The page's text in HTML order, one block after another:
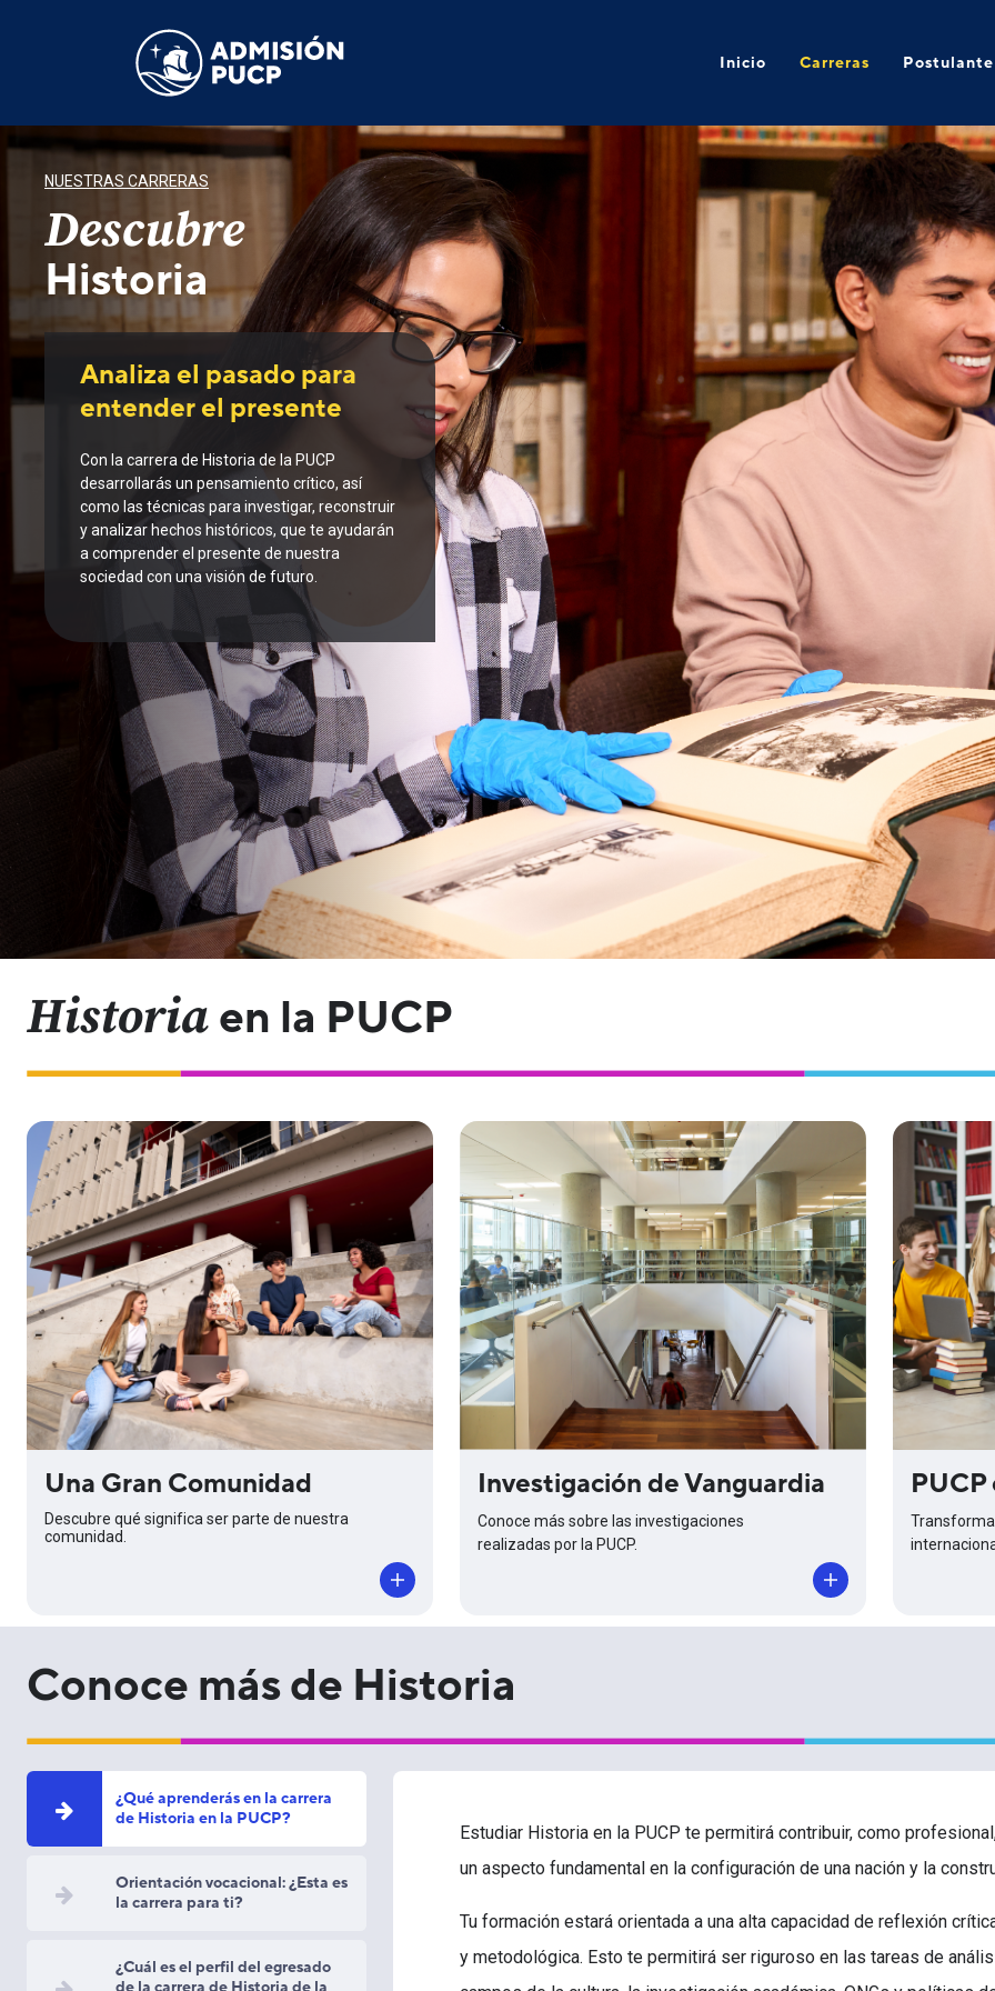
Inicio Carreras Postulante
NUESTRAS CARRERAS
Descubre
Historia
Analiza el pasado para
entender el presente
Con la carrera de Historia de la PUCP
desarrollarás un pensamiento crítico, así
como las técnicas para investigar, reconstruir
y analizar hechos históricos, que te ayudarán
a comprender el presente de nuestra
sociedad con una visión de futuro.
Historiaen la PUCP
Una Gran Comunidad
Descubre qué significa ser parte de nuestra
comunidad.
Investigación de Vanguardia
Conoce más sobre las investigaciones
realizadas por la PUCP.
Conoce más de Historia
¿Qué aprenderás en la carrera
de Historia en la PUCP?
Orientación vocacional: ¿Esta es
la carrera para ti?
¿Cuál es el perfil del egresado
Estudiar Historia en la PUCP te permitirá contribuir, como
un aspecto fundamental en la configuración de una nación y la
Tu formación estará orientada a una alta capacidad de reflexión
y metodológica. Esto te permitirá ser riguroso en las tareas de